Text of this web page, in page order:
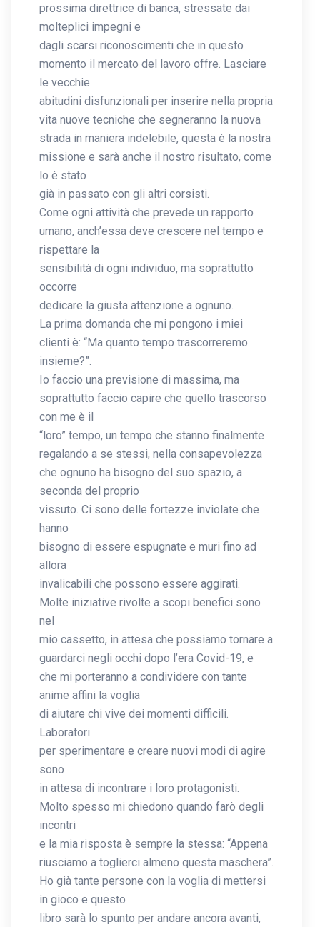
prossima direttrice di banca, stressate dai
molteplici impegni e
dagli scarsi riconoscimenti che in questo
momento il mercato del lavoro offre. Lasciare
le vecchie
abitudini disfunzionali per inserire nella propria
vita nuove tecniche che segneranno la nuova
strada in maniera indelebile, questa è la nostra
missione e sarà anche il nostro risultato, come
lo è stato
già in passato con gli altri corsisti.
Come ogni attività che prevede un rapporto
umano, anch’essa deve crescere nel tempo e
rispettare la
sensibilità di ogni individuo, ma soprattutto
occorre
dedicare la giusta attenzione a ognuno.
La prima domanda che mi pongono i miei
clienti è: “Ma quanto tempo trascorreremo
insieme?”.
Io faccio una previsione di massima, ma
soprattutto faccio capire che quello trascorso
con me è il
“loro” tempo, un tempo che stanno finalmente
regalando a se stessi, nella consapevolezza
che ognuno ha bisogno del suo spazio, a
seconda del proprio
vissuto. Ci sono delle fortezze inviolate che
hanno
bisogno di essere espugnate e muri fino ad
allora
invalicabili che possono essere aggirati.
Molte iniziative rivolte a scopi benefici sono
nel
mio cassetto, in attesa che possiamo tornare a
guardarci negli occhi dopo l’era Covid-19, e
che mi porteranno a condividere con tante
anime affini la voglia
di aiutare chi vive dei momenti difficili.
Laboratori
per sperimentare e creare nuovi modi di agire
sono
in attesa di incontrare i loro protagonisti.
Molto spesso mi chiedono quando farò degli
incontri
e la mia risposta è sempre la stessa: “Appena
riusciamo a toglierci almeno questa maschera”.
Ho già tante persone con la voglia di mettersi
in gioco e questo
libro sarà lo spunto per andare ancora avanti,